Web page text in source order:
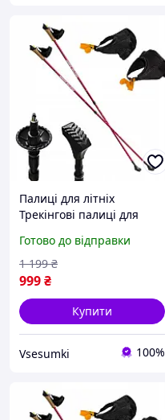
Палиці для літніх
Трекінгові палиці для
нордичної спортивної
ходьби NILS Extreme NW
607 Red
Готово до відправки
999₴
1 199 ₴
Купити
Vsesumki 100%